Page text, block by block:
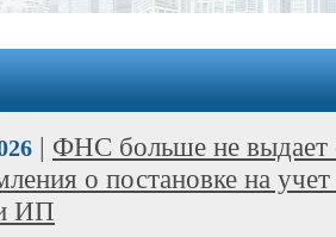
| ФНС больше не выдает
о постановке на
ИП